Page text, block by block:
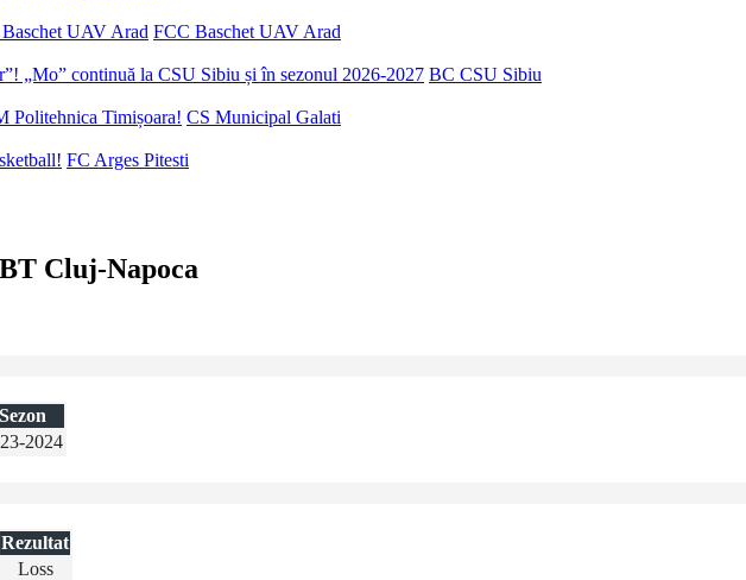
UAV Arad FCC Baschet UAV Arad
„Mo” continuă la CSU Sibiu și în sezonul 2026-2027 BC CSU Sibiu
Politehnica Timișoara! CS Municipal Galati
FC Arges Pitesti
Cluj-Napoca
Sezon
2024
Rezultat
Loss